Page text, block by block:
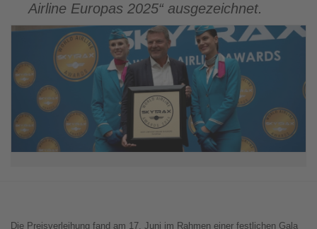
Airline Europas 2025“ ausgezeichnet.
Die Preisverleihung fand am 17. Juni im Rahmen einer festlichen Gala